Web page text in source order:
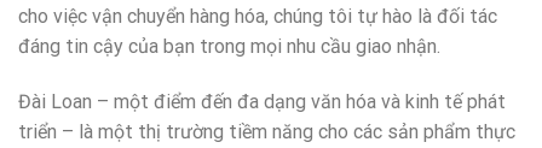
cho việc vận chuyển hàng hóa, chúng tôi tự hào là đối tác
đáng tin cậy của bạn trong mọi nhu cầu giao nhận.
Đài Loan – một điểm đến đa dạng văn hóa và kinh tế phát
triển – là một thị trường tiềm năng cho các sản phẩm thực